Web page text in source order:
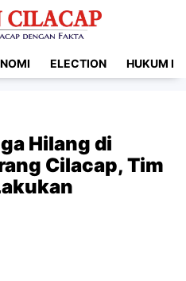
ELECTION HUKUM
Hilang di
Cilacap, Tim